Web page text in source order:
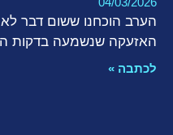
הערב הוכחנו ששום דבר לא
האזעקה שנשמעה בדקות
לכתבה »